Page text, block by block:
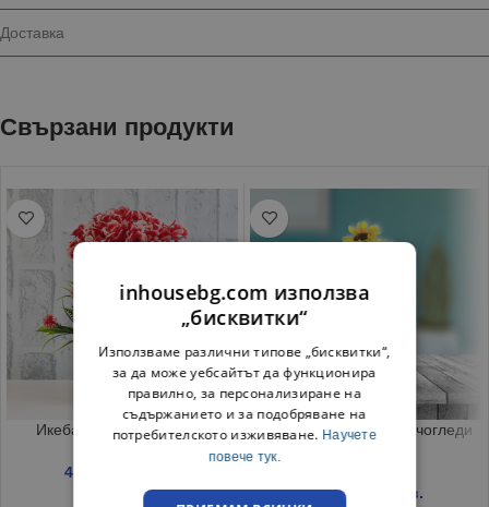
Доставка
Свързани продукти
Икебана Цвете в саксия
4.75
Изкуствен букет Слънчогледи
1.85€ / 3.62 лв.
inhousebg.com използва
„бисквитки“
Използваме различни типове „бисквитки“,
за да може уебсайтът да функционира
правилно, за персонализиране на
съдържанието и за подобряване на
потребителското изживяване. Научете
повече тук.